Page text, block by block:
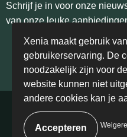
Schrijf je in voor onze
van onze leuke
© Copyright Xenia
Xenia maakt gebruik
gebruikerservaring. De
noodzakelijk zijn voor
website kunnen niet
andere cookies kan je